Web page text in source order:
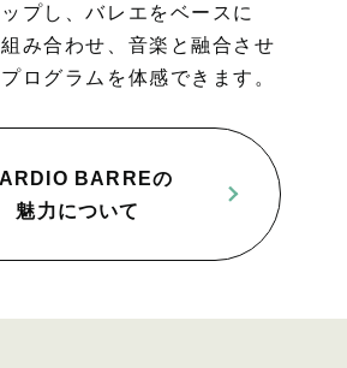
プし、バレエをベースに
み合わせ、音楽と融合させ
ログラムを体感できます。
BARREの
魅力について